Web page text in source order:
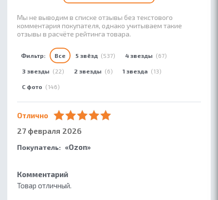
Мы не выводим в списке отзывы без текстового
комментария покупателя, однако учитываем такие
отзывы в расчёте рейтинга товара.
Фильтр: Все 5 звёзд (537) 4 звезды (67)
3 звезды (22) 2 звезды (6) 1 звезда (13)
С фото (146)
Покупатель: «Ozon»
Комментарий
Товар отличный.
Отлично
27 февраля 2026